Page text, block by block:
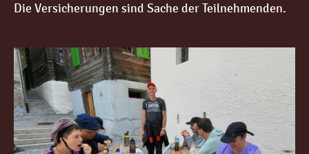
Die Versicherungen sind Sache der Teilnehmenden.